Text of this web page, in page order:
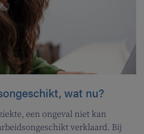
wat nu?
een ongeval niet kan
verklaard. Bij